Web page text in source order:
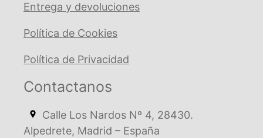
Entrega y devoluciones
Política de Cookies
Política de Privacidad
Contactanos
Calle Los Nardos Nº 4, 28430.
Alpedrete, Madrid – España